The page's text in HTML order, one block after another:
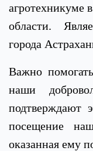
агротехникуме
области.
города
Важно
наши
подтверждают
посещение
оказанная ему